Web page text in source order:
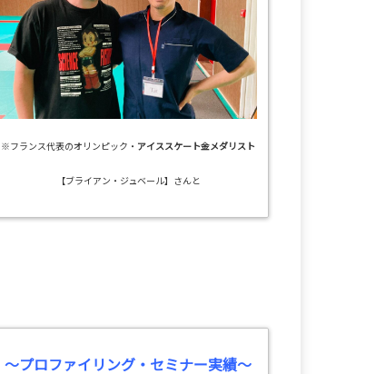
※フランス代表のオリンピック・ アイススケート金メダリスト
【ブライアン・ジュベール】さんと
～プロファイリング・セミナー実績～